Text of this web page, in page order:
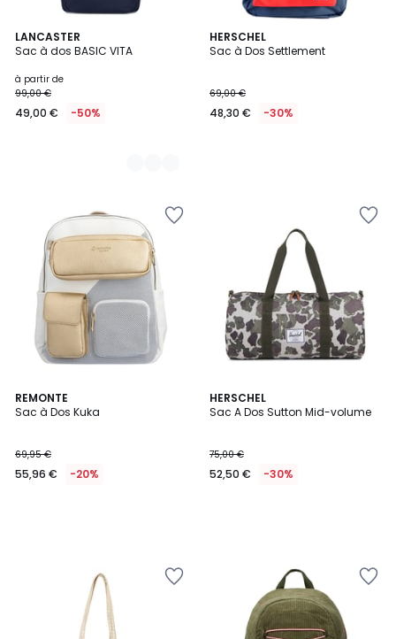
LANCASTER
Sac à dos BASIC VITA
à partir de
99,00 €
49,00 € -50%
4
Couleurs
HERSCHEL
Sac à Dos Settlement
69,00 €
48,30 € -30%
REMONTE
Sac à Dos Kuka
69,95 €
55,96 € -20%
HERSCHEL
Sac A Dos Sutton Mid-volume
75,00 €
52,50 € -30%